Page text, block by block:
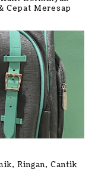
Cepat Meresap
Ringan, Cantik